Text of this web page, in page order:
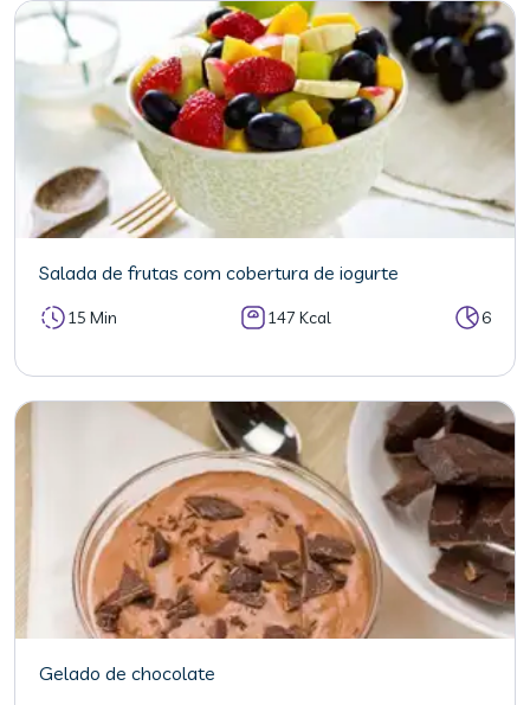
Salada de frutas com cobertura de iogurte
15 Min 147 Kcal 6
Gelado de chocolate